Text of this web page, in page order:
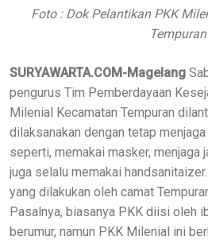
Foto : Dok Pelantikan PKK
Tempuran
SURYAWARTA.COM-Magelang
pengurus Tim Pemberdayaan
Milenial Kecamatan Tempuran
dilaksanakan dengan tetap
seperti, memakai masker, menjaga
juga selalu memakai
yang dilakukan oleh camat
Pasalnya, biasanya PKK diisi oleh
berumur, namun PKK Milenial ini